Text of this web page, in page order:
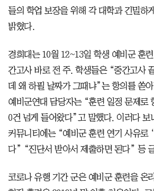
들의 학업 보장을 위해 각 대학과 긴밀하
밝혔다.
경희대는 10월 12~13일 학생 예비군 훈
간고사 바로 전 주. 학생들은 “중간고사
데 왜 하필 날짜가 그때냐”는 항의를 쏟
예비군연대 담당자는 “훈련 일정 문제로
0건 넘게 들어왔다”고 말했다. 이러다 보
커뮤니티에는 “예비군 훈련 연기 사유로
다” “진단서 받아서 제출하면 된다” 등
코로나 유행 기간 군은 예비군 훈련을 온